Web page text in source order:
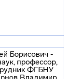
Борисович -
профессор,
ФГБНУ